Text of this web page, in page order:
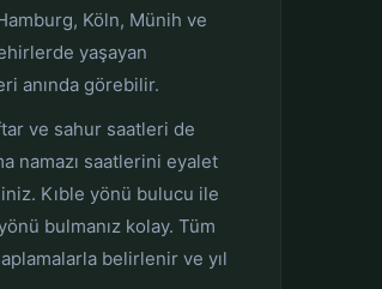
Köln, Münih ve
yaşayan
anında görebilir.
ve sahur saatleri de
namazı saatlerini eyalet
Kıble yönü bulucu ile
bulmanız kolay. Tüm
belirlenir ve yıl